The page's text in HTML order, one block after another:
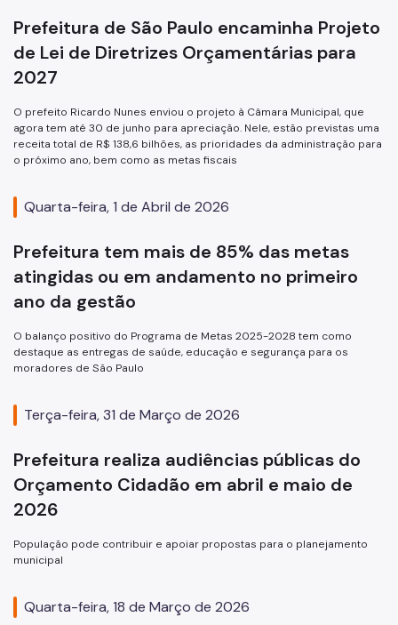
Prefeitura de São Paulo encaminha Projeto
de Lei de Diretrizes Orçamentárias para
2027
O prefeito Ricardo Nunes enviou o projeto à Câmara Municipal, que
agora tem até 30 de junho para apreciação. Nele, estão previstas uma
receita total de R$ 138,6 bilhões, as prioridades da administração para
o próximo ano, bem como as metas fiscais
Quarta-feira, 1 de Abril de 2026
Prefeitura tem mais de 85% das metas
atingidas ou em andamento no primeiro
ano da gestão
O balanço positivo do Programa de Metas 2025-2028 tem como
destaque as entregas de saúde, educação e segurança para os
moradores de São Paulo
Terça-feira, 31 de Março de 2026
Prefeitura realiza audiências públicas do
Orçamento Cidadão em abril e maio de
2026
População pode contribuir e apoiar propostas para o planejamento
municipal
Quarta-feira, 18 de Março de 2026